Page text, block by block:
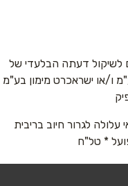
לשיקול דעתה הבלעדי של
ו/או ישראכרט מימון בע"מ
לגרור חיוב בריבית
* טל"ח